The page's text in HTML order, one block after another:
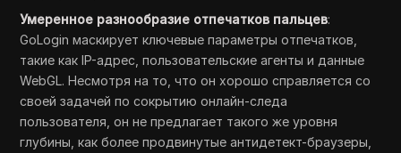
Умеренное разнообразие отпечатков пальцев:
GoLogin маскирует ключевые параметры отпечатков,
такие как IP-адрес, пользовательские агенты и данные
WebGL. Несмотря на то, что он хорошо справляется со
своей задачей по сокрытию онлайн-следа
пользователя, он не предлагает такого же уровня
глубины, как более продвинутые антидетект-браузеры,